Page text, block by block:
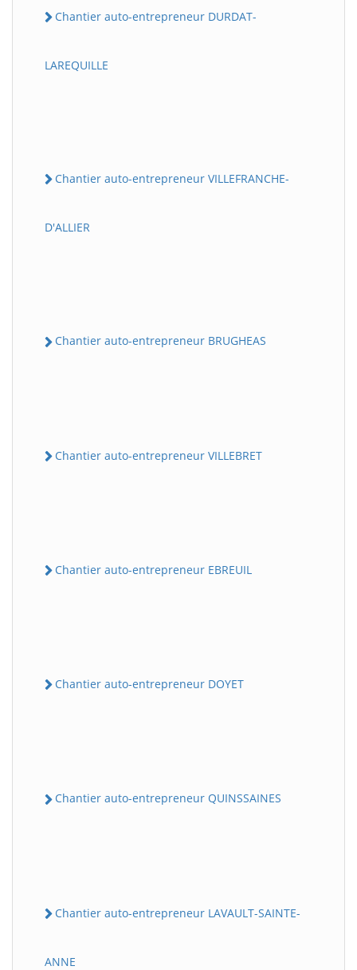
Chantier auto-entrepreneur DURDAT-
LAREQUILLE
Chantier auto-entrepreneur VILLEFRANCHE-
D'ALLIER
Chantier auto-entrepreneur BRUGHEAS
Chantier auto-entrepreneur VILLEBRET
Chantier auto-entrepreneur EBREUIL
Chantier auto-entrepreneur DOYET
Chantier auto-entrepreneur QUINSSAINES
Chantier auto-entrepreneur LAVAULT-SAINTE-
ANNE